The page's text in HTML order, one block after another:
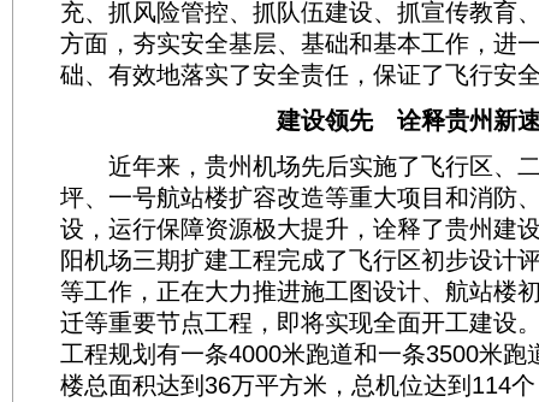
充、抓风险管控、抓队伍建设、抓宣传教育
方面，夯实安全基层、基础和基本工作，进
础、有效地落实了安全责任，保证了飞行安
建设领先 诠释贵州新
近年来，贵州机场先后实施了飞行区、
坪、一号航站楼扩容改造等重大项目和消防
设，运行保障资源极大提升，诠释了贵州建
阳机场三期扩建工程完成了飞行区初步设计
等工作，正在大力推进施工图设计、航站楼
迁等重要节点工程，即将实现全面开工建设
工程规划有一条4000米跑道和一条3500米跑
楼总面积达到36万平方米，总机位达到114